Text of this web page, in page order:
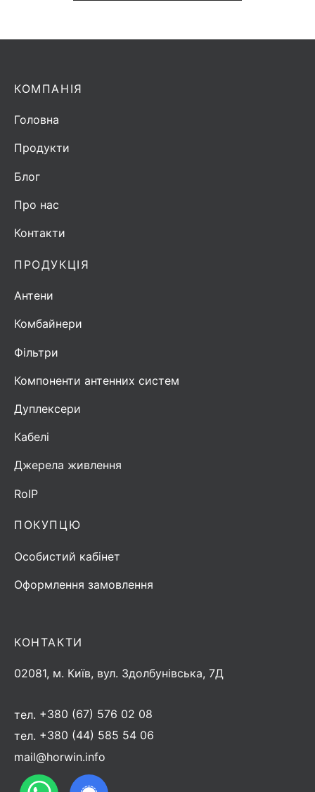
КОНТАКТИ
02081, м. Київ, вул. Здолбунівська, 7Д
тел. +380 (67) 576 02 08
тел. +380 (44) 585 54 06
mail@horwin.info
ПРОДУКЦІЯ
Антени
Комбайнери
Фільтри
Компоненти антенних систем
Дуплексери
Кабелі
Джерела живлення
RoIP
ПОКУПЦЮ
Особистий кабінет
Оформлення замовлення
КОМПАНІЯ
Головна
Продукти
Блог
Про нас
Контакти